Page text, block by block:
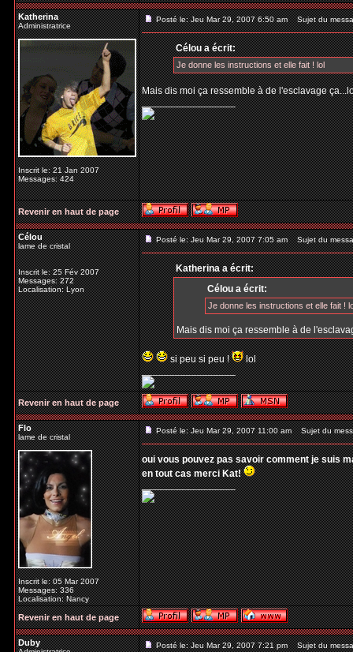
Katherina
Administratrice
Inscrit le: 21 Jan 2007
Messages: 424
Posté le: Jeu Mar 29, 2007 6:50 am Sujet du
Célou a écrit:
Je donne les instructions et elle fait ! lol
Mais dis moi ça ressemble à de l'esclavage
_________________
Revenir en haut de page
Célou
lame de cristal
Inscrit le: 25 Fév 2007
Messages: 272
Localisation: Lyon
Posté le: Jeu Mar 29, 2007 7:05 am Sujet du
Katherina a écrit:
Célou a écrit:
Je donne les instructions et elle fait !
Mais dis moi ça ressemble à de
si peu si peu !
lol
_________________
Revenir en haut de page
Flo
lame de cristal
Inscrit le: 05 Mar 2007
Messages: 336
Localisation: Nancy
Posté le: Jeu Mar 29, 2007 11:00 am Sujet du
oui vous pouvez pas savoir comment je suis
en tout cas merci Kat!
_________________
Revenir en haut de page
Duby Posté le: Jeu Mar 29, 2007 7:21 pm Sujet du